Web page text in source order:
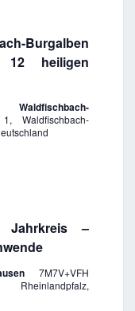
Burgalben
12 heiligen
1, Waldfischbach-
Jahrkreis –
7M7V+VFH